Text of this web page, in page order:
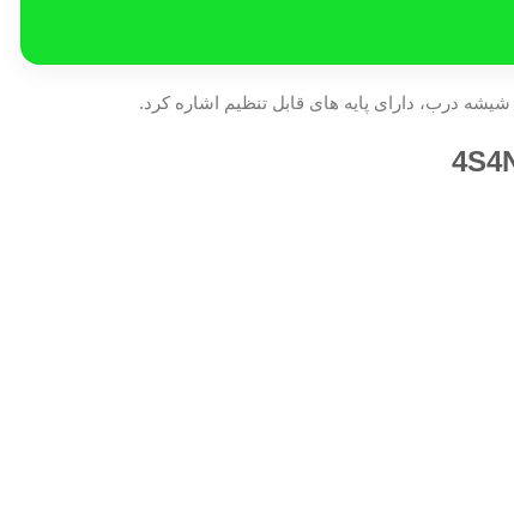
درب، دارای پایه های قابل تنظیم اشاره کرد.